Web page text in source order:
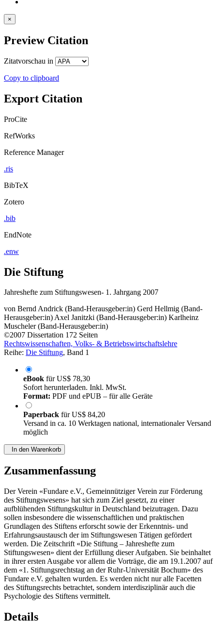
×
Preview Citation
Zitatvorschau in
Copy to clipboard
Export Citation
ProCite
RefWorks
Reference Manager
.ris
BibTeX
Zotero
.bib
EndNote
.enw
Die Stiftung
Jahreshefte zum Stiftungswesen- 1. Jahrgang 2007
von Bernd Andrick (Band-Herausgeber:in) Gerd Hellmig (Band-
Herausgeber:in)Axel Janitzki (Band-Herausgeber:in) Karlheinz
Muscheler (Band-Herausgeber:in)
©2007 Dissertation 172 Seiten
Rechtswissenschaften, Volks- & Betriebswirtschaftslehre
Reihe: Die Stiftung, Band 1
eBook fürUS$ 78,30
Sofort herunterladen. Inkl. MwSt.
Format: PDF und ePUB – für alle Geräte
Paperback fürUS$ 84,20
Versand in ca. 10 Werktagen national, internationaler Versand
möglich
In den Warenkorb
Zusammenfassung
Der Verein «Fundare e.V., Gemeinnütziger Verein zur Förderung
des Stiftungswesens» hat sich zum Ziel gesetzt, zu einer
aufblühenden Stiftungskultur in Deutschland beizutragen. Dazu
sollen insbesondere die wissenschaftlichen und praktischen
Grundlagen des Stiftens erforscht sowie der Erkenntnis- und
Erfahrungsaustausch der im Stiftungswesen Tätigen gefördert
werden. Die Zeitschrift «Die Stiftung – Jahreshefte zum
Stiftungswesen» dient der Erfüllung dieser Aufgaben. Sie beinhaltet
in ihrer ersten Ausgabe vor allem die Vorträge, die am 19.1.2007 auf
dem «1. Stiftungsrechtstag an der Ruhr-Universität Bochum» des
Fundare e.V. gehalten wurden. Es werden nicht nur alle Facetten
des Stiftungsrechts betrachtet, sondern interdisziplinär auch die
Psychologie des Stiftens vermittelt.
Details